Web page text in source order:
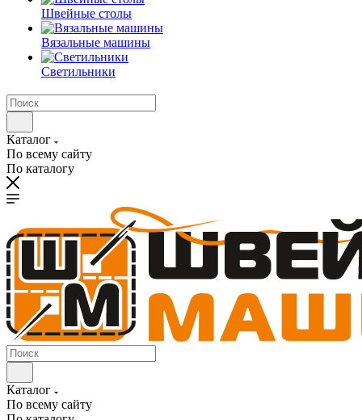
Швейные столы
Вязальные машины
Светильники
Каталог
По всему сайту
По каталогу
Каталог
По всему сайту